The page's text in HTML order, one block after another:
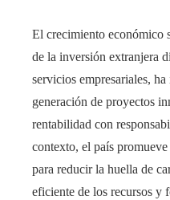
El crecimiento económico
de la inversión extranjera
servicios empresariales,
generación de proyectos
rentabilidad con
contexto, el país
para reducir la huella de
eficiente de los recursos y